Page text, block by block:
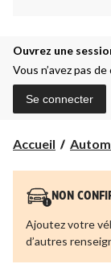
Ouvrez une
Vous n’avez pas
Se connecter
Accueil
NON
Ajoutez votre
d’autres